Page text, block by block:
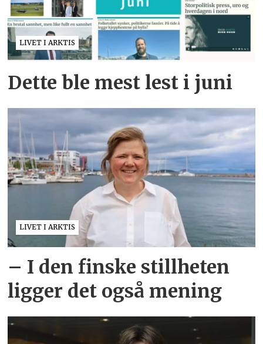
LIVET I ARKTIS
Dette ble mest lest i juni
LIVET I ARKTIS
– I den finske stillheten
ligger det også mening